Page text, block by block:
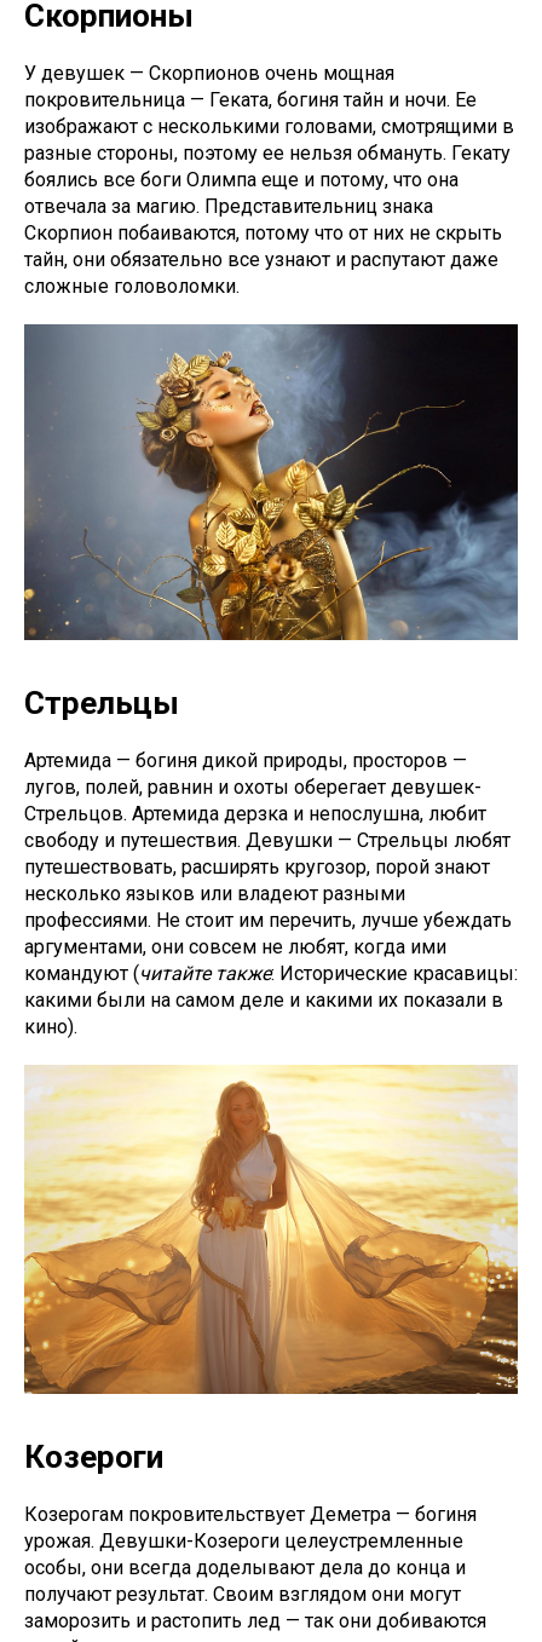
Скорпионы
У девушек — Скорпионов очень мощная
покровительница — Геката, богиня тайн и ночи. Ее
изображают с несколькими головами, смотрящими в
разные стороны, поэтому ее нельзя обмануть. Гекату
боялись все боги Олимпа еще и потому, что она
отвечала за магию. Представительниц знака
Скорпион побаиваются, потому что от них не скрыть
тайн, они обязательно все узнают и распутают даже
сложные головоломки.
Стрельцы
Артемида — богиня дикой природы, просторов —
лугов, полей, равнин и охоты оберегает девушек-
Стрельцов. Артемида дерзка и непослушна, любит
свободу и путешествия. Девушки — Стрельцы любят
путешествовать, расширять кругозор, порой знают
несколько языков или владеют разными
профессиями. Не стоит им перечить, лучше убеждать
аргументами, они совсем не любят, когда ими
командуют (читайте также: Исторические красавицы:
какими были на самом деле и какими их показали в
кино).
Козероги
Козерогам покровительствует Деметра — богиня
урожая. Девушки-Козероги целеустремленные
особы, они всегда доделывают дела до конца и
получают результат. Своим взглядом они могут
заморозить и растопить лед — так они добиваются